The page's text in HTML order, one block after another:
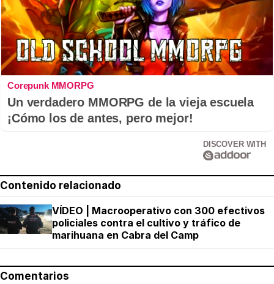
Corepunk MMORPG
Un verdadero MMORPG de la vieja escuela
¡Cómo los de antes, pero mejor!
DISCOVER WITH
Contenido relacionado
VÍDEO | Macrooperativo con 300 efectivos
policiales contra el cultivo y tráfico de
marihuana en Cabra del Camp
Comentarios